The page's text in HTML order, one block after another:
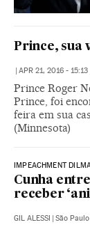
Prince, sua
| APR 21, 2016 - 15:13
Prince Roger
Prince, foi
feira em sua
(Minnesota)
IMPEACHMENT
Cunha
receber
GIL ALESSI | São Paulo